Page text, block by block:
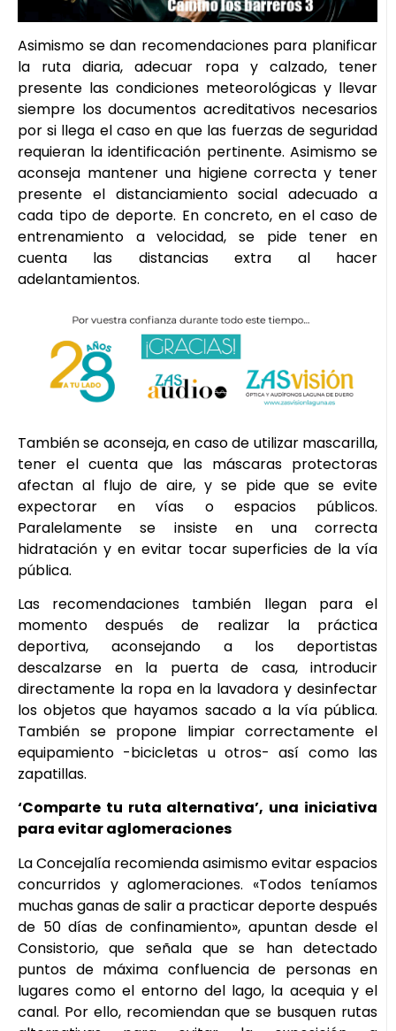
Asimismo se dan recomendaciones para planificar
la ruta diaria, adecuar ropa y calzado, tener
presente las condiciones meteorológicas y llevar
siempre los documentos acreditativos necesarios
por si llega el caso en que las fuerzas de seguridad
requieran la identificación pertinente. Asimismo se
aconseja mantener una higiene correcta y tener
presente el distanciamiento social adecuado a
cada tipo de deporte. En concreto, en el caso de
entrenamiento a velocidad, se pide tener en
cuenta las distancias extra al hacer
adelantamientos.
También se aconseja, en caso de utilizar mascarilla,
tener el cuenta que las máscaras protectoras
afectan al flujo de aire, y se pide que se evite
expectorar en vías o espacios públicos.
Paralelamente se insiste en una correcta
hidratación y en evitar tocar superficies de la vía
pública.
Las recomendaciones también llegan para el
momento después de realizar la práctica
deportiva, aconsejando a los deportistas
descalzarse en la puerta de casa, introducir
directamente la ropa en la lavadora y desinfectar
los objetos que hayamos sacado a la vía pública.
También se propone limpiar correctamente el
equipamiento -bicicletas u otros- así como las
zapatillas.
‘Comparte tu ruta alternativa’, una iniciativa
para evitar aglomeraciones
La Concejalía recomienda asimismo evitar espacios
concurridos y aglomeraciones. «Todos teníamos
muchas ganas de salir a practicar deporte después
de 50 días de confinamiento», apuntan desde el
Consistorio, que señala que se han detectado
puntos de máxima confluencia de personas en
lugares como el entorno del lago, la acequia y el
canal. Por ello, recomiendan que se busquen rutas